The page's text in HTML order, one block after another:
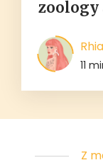
zoology
11
Z